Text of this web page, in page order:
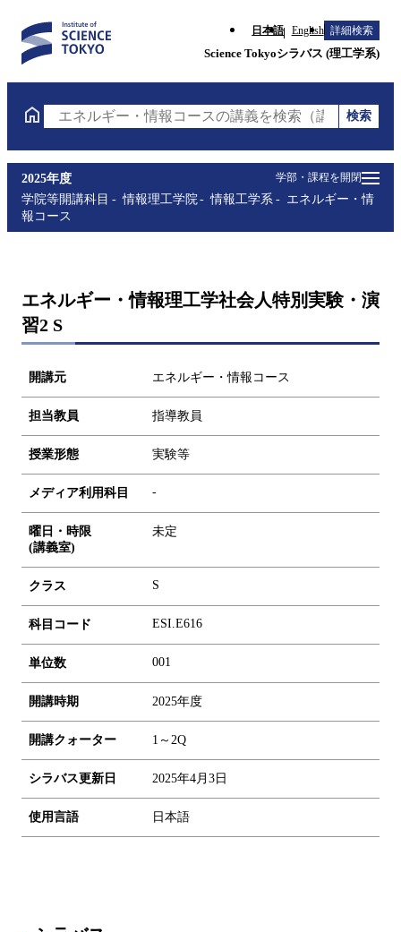
日本語 English 詳細検索
Science Tokyoシラバス (理工学系)
エネルギー・情報コースの講義を検索（講義名・科
検索
学部・課程を開閉
2025年度
学院等開講科目
情報理工学院 情報工学系
エネルギー・情
報コース
エネルギー・情報理工学社会人特別実験・演
習2 S
開講元 エネルギー・情報コース
担当教員 指導教員
授業形態 実験等
メディア利用科目 -
曜日・時限
(講義室)
未定
クラス S
科目コード ESI.E616
単位数 001
開講時期 2025年度
開講クォーター 1～2Q
シラバス更新日 2025年4月3日
使用言語 日本語